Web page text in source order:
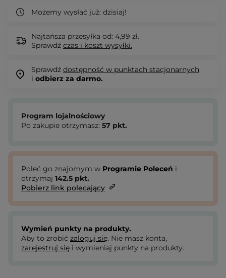
Możemy wysłać już: dzisiaj!
Najtańsza przesyłka od: 4,99 zł.
Sprawdź czas i koszt wysyłki.
Sprawdź dostępność w punktach stacjonarnych
i odbierz za darmo.
Program lojalnościowy
Po zakupie otrzymasz: 57 pkt.
Poleć go znajomym w Programie Poleceń i
otrzymaj 142.5 pkt.
Pobierz link polecający
Wymień punkty na produkty.
Aby to zrobić zaloguj się. Nie masz konta,
zarejestruj się i wymieniaj punkty na produkty.